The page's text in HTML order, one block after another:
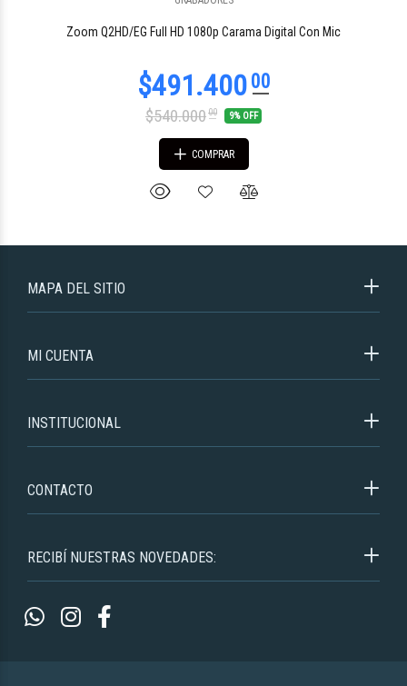
Zoom Q2HD/EG Full HD 1080p Carama Digital Con Mic
$540.00000 9% OFF
COMPRAR
RECIBÍ NUESTRAS NOVEDADES:
MAPA DEL SITIO
MI CUENTA
INSTITUCIONAL
CONTACTO